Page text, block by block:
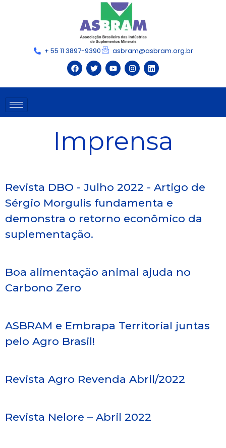
+ 55 11 3897-9390 asbram@asbram.org.br
Imprensa
Revista DBO - Julho 2022 - Artigo de
Sérgio Morgulis fundamenta e
demonstra o retorno econômico da
suplementação.
Boa alimentação animal ajuda no
Carbono Zero
ASBRAM e Embrapa Territorial juntas
pelo Agro Brasil!
Revista Agro Revenda Abril/2022
Revista Nelore – Abril 2022